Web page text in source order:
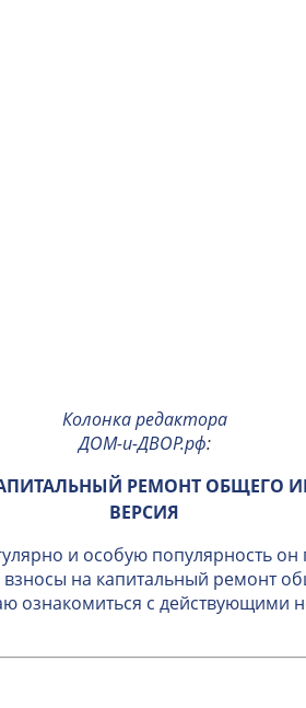
Колонка редактора
ДОМ-и-ДВОР.рф:
РЕМОНТ ОБЩЕГО
ВЕРСИЯ
и особую популярность
взносы на капитальный ремонт
ознакомиться с действующими